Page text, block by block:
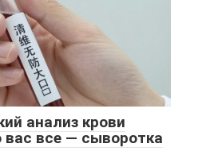
анализ крови
вас все — сыворотка